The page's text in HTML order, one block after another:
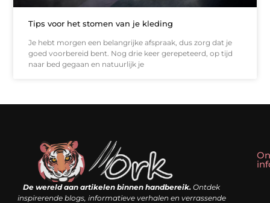
Tips voor het stomen van je kleding
Je hebt morgen een belangrijke afspraak, dus zorg dat je
goed voorbereid bent. Nog drie keer gerepeteerd, op tijd
naar bed gegaan en natuurlijk je
De wereld aan artikelen binnen handbereik. Ontdek
inspirerende blogs, informatieve verhalen en verrassende